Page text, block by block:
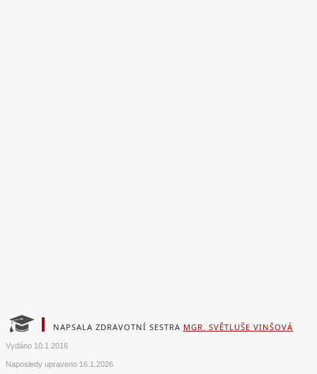
NAPSALA ZDRAVOTNÍ SESTRA MGR. SVĚTLUŠE VINŠOVÁ
Vydáno 10.1.2016
Naposledy upraveno 16.1.2026